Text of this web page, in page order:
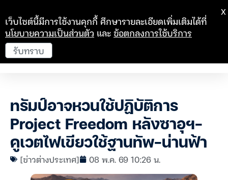
ทรัมป์อาจหวนใช้ปฏิบัติการ
Project Freedom หลังซาอุฯ-
คูเวตไฟเขียวใช้ฐานทัพ-น่านฟ้า
[ข่าวต่างประเทศ] 08 พ.ค. 69 10:26 น.
เว็บไซต์นี้มีการใช้งานคุกกี้ ศึกษารายละเอียดเพิ่มเติมได้ที่
นโยบายความเป็นส่วนตัว และข้อตกลงการใช้บริการ
รับทราบ
X